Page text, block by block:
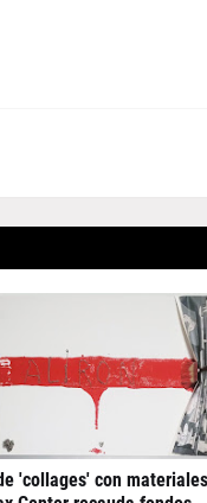
'collages' con materiales